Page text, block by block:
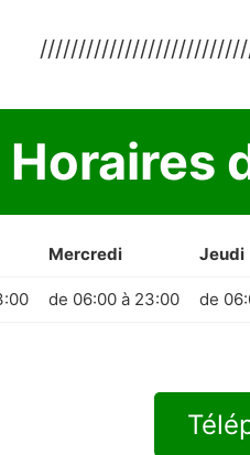
Horaires
Mercredi Jeudi
de 06:00 à 23:00 de